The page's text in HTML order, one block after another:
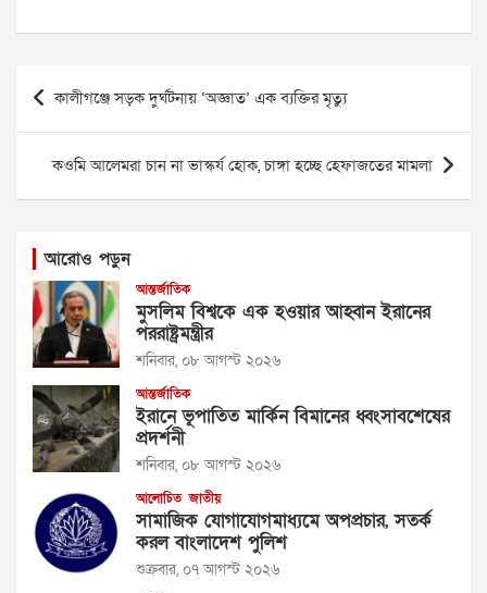
Post
navigation
কালীগঞ্জে সড়ক দুর্ঘটনায় ‘অজ্ঞাত’ এক ব্যক্তির মৃত্যু
কওমি আলেমরা চান না ভাস্কর্য হোক, চাঙ্গা হচ্ছে হেফাজতের মামলা
আরোও পড়ুন
আন্তর্জাতিক
মুসলিম বিশ্বকে এক হওয়ার আহ্বান ইরানের
পররাষ্ট্রমন্ত্রীর
শনিবার, ০৮ আগস্ট ২০২৬
আন্তর্জাতিক
ইরানে ভূপাতিত মার্কিন বিমানের ধ্বংসাবশেষের
প্রদর্শনী
শনিবার, ০৮ আগস্ট ২০২৬
আলোচিত জাতীয়
সামাজিক যোগাযোগমাধ্যমে অপপ্রচার, সতর্ক
করল বাংলাদেশ পুলিশ
শুক্রবার, ০৭ আগস্ট ২০২৬